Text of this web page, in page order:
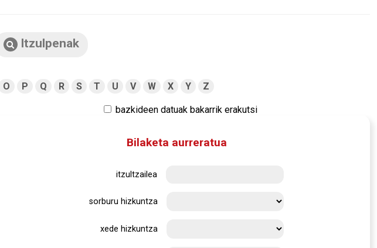
Itzulpenak
O P Q R S T U V W X Y Z
bazkideen datuak bakarrik erakutsi
Bilaketa aurreratua
itzultzailea
sorburu hizkuntza
xede hizkuntza